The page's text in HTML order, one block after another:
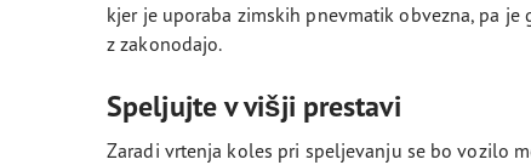
kjer je uporaba zimskih pnevmatik obvezna, pa
z zakonodajo.
Speljujte v višji prestavi
Zaradi vrtenja koles pri speljevanju se bo vozilo